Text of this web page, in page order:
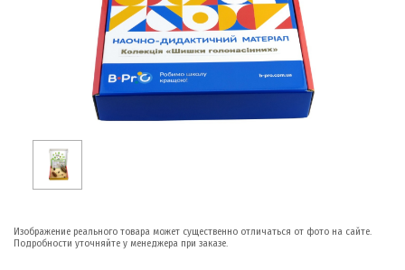
Изображение реального товара может существенно отличаться от фото на сайте.
Подробности уточняйте у менеджера при заказе.